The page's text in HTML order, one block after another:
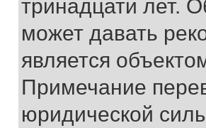
тринадцати лет.
может давать
является
Примечание
юридической